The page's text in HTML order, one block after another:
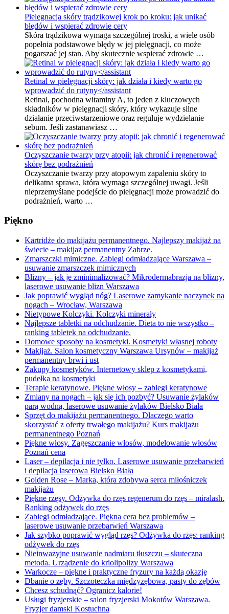
Pielęgnacja skóry trądzikowej krok po kroku: jak unikać
błędów i wspierać zdrowie cery
Skóra trądzikowa wymaga szczególnej troski, a wiele osób
popełnia podstawowe błędy w jej pielęgnacji, co może
pogarszać jej stan. Aby skutecznie wspierać zdrowie …
Retinal w pielęgnacji skóry: jak działa i kiedy warto go
wprowadzić do rutyny</assistant
Retinal, pochodna witaminy A, to jeden z kluczowych
składników w pielęgnacji skóry, który wykazuje silne
działanie przeciwstarzeniowe oraz reguluje wydzielanie
sebum. Jeśli zastanawiasz …
Oczyszczanie twarzy przy atopii: jak chronić i regenerować
skórę bez podrażnień
Oczyszczanie twarzy przy atopowym zapaleniu skóry to
delikatna sprawa, która wymaga szczególnej uwagi. Jeśli
nieprzemyślane podejście do pielęgnacji może prowadzić do
podrażnień, warto …
Piękno
Kartridże do makijażu permanentnego. Najlepszy makijaż na
świecie – makijaż permanentny Zabrze.
Zmarszczki mimiczne. Zabiegi odmładzające Warszawa –
usuwanie zmarszczek mimicznych
Blizny – jak je zminimalizować? Mikrodermabrazja na blizny,
laserowe usuwanie blizn Warszawa
Jak poprawić wygląd nóg? Laserowe zamykanie naczynek na
nogach – Wrocław, Warszawa
Nietypowe Kolczyki. Kolczyki minerały
Najlepsze tabletki na odchudzanie. Dieta to nie wszystko –
ranking tabletek na odchudzanie.
Domowe sposoby na kosmetyki. Kosmetyki własnej roboty
Makijaż. Salon kosmetyczny Warszawa Ursynów – makijaż
permanentny brwi i ust
Zakupy kosmetyków. Internetowy sklep z kosmetykami,
pudełka na kosmetyki
Terapie keratynowe. Piękne włosy – zabiegi keratynowe
Zmiany na nogach – jak się ich pozbyć? Usuwanie żylaków
parą wodną, laserowe usuwanie żylaków Bielsko Biała
Sprzęt do makijażu permanentnego. Dlaczego warto
skorzystać z oferty trwałego makijażu? Kurs makijażu
permanentnego Poznań
Piękne włosy. Zagęszczanie włosów, modelowanie włosów
Poznań cena
Laser – depilacja i nie tylko. Laserowe usuwanie przebarwień
i depilacja laserowa Bielsko Biała
Golden Rose – Marka, która zdobywa serca miłośniczek
makijażu
Piękne rzęsy. Odżywka do rzęs regenerum do rzęs – miralash.
Ranking odżywek do rzęs
Zabiegi odmładzające. Piękna cera bez problemów –
laserowe usuwanie przebarwień Warszawa
Jak szybko poprawić wygląd rzęs? Odżywka do rzęs: ranking
odżywek do rzęs
Nieinwazyjne usuwanie nadmiaru tłuszczu – skuteczna
metoda. Urządzenie do kriolipolizy Warszawa
Warkocze – piękne i praktyczne fryzury na każdą okazję
Dbanie o zęby. Szczoteczka międzyzębowa, pasty do zębów
Chcesz schudnąć? Ogranicz kalorie!
Usługi fryzjerskie – salon fryzjerski Mokotów Warszawa.
Fryzjer damski Kostuchna